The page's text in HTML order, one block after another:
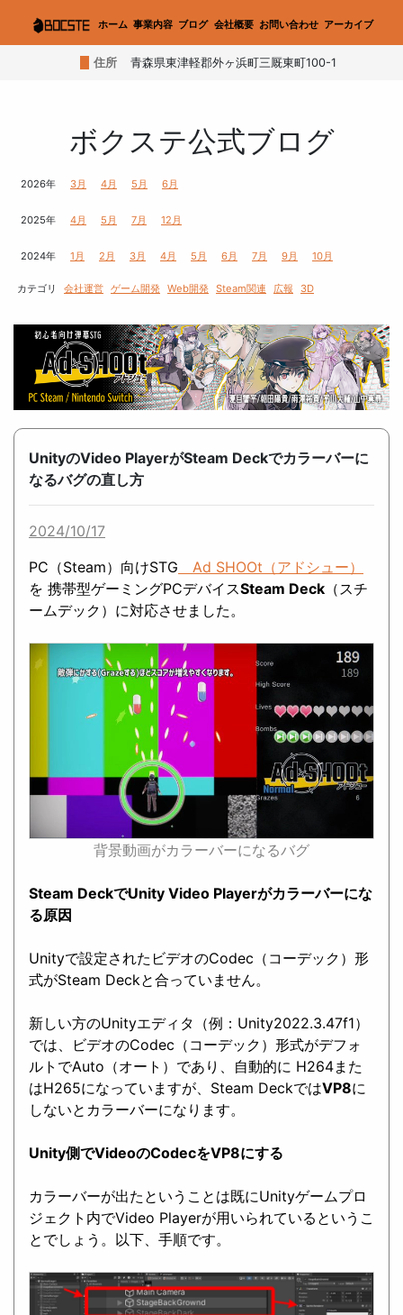
ホーム 事業内容 ブログ 会社概要 お問い合わせ アーカイブ
住所 青森県東津軽郡外ヶ浜町三厩東町100-1
ボクステ公式ブログ
2026年 3月 4月 5月 6月
2025年 4月 5月 7月 12月
2024年 1月 2月 3月 4月 5月 6月 7月 9月 10月
カテゴリ 会社運営 ゲーム開発 Web開発 Steam関連 広報 3D
UnityのVideo PlayerがSteam Deckでカラーバーに
なるバグの直し方
2024/10/17
PC（Steam）向けSTG Ad SHOOt（アドシュー）
を 携帯型ゲーミングPCデバイスSteam Deck （スチ
ームデック）に対応させました。
背景動画がカラーバーになるバグ
Steam DeckでUnity Video Playerがカラーバーにな
る原因
Unityで設定されたビデオのCodec（コーデック）形
式がSteam Deckと合っていません。
新しい方のUnityエディタ（例：Unity2022.3.47f1）
では、ビデオのCodec（コーデック）形式がデフォ
ルトでAuto（オート）であり、自動的に H264また
はH265になっていますが、Steam DeckではVP8に
しないとカラーバーになります。
Unity側でVideoのCodecをVP8にする
カラーバーが出たということは既にUnityゲームプロ
ジェクト内でVideo Playerが用いられているというこ
とでしょう。以下、手順です。